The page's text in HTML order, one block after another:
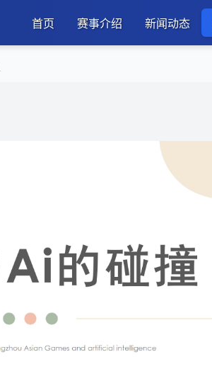
首页 赛事介绍 新闻动态